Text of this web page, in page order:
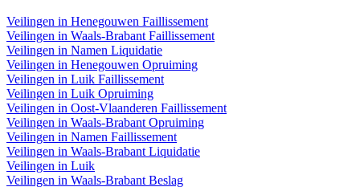
Veilingen in Henegouwen Faillissement
Veilingen in Waals-Brabant Faillissement
Veilingen in Namen Liquidatie
Veilingen in Henegouwen Opruiming
Veilingen in Luik Faillissement
Veilingen in Luik Opruiming
Veilingen in Oost-Vlaanderen Faillissement
Veilingen in Waals-Brabant Opruiming
Veilingen in Namen Faillissement
Veilingen in Waals-Brabant Liquidatie
Veilingen in Luik
Veilingen in Waals-Brabant Beslag